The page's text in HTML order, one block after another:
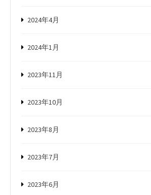
2024年4月
2024年1月
2023年11月
2023年10月
2023年8月
2023年7月
2023年6月